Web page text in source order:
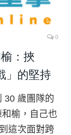
0
：挾
」的堅持
30 歲團隊的
榆，自己也
這次面對跨